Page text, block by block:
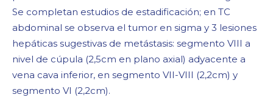
Se completan estudios de estadificación; en TC
abdominal se observa el tumor en sigma y 3 lesiones
hepáticas sugestivas de metástasis: segmento VIII a
nivel de cúpula (2,5cm en plano axial) adyacente a
vena cava inferior, en segmento VII-VIII (2,2cm) y
segmento VI (2,2cm).